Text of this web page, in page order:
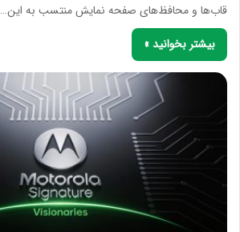
قاب‌ها و محافظ‌های صفحه نمایش منتسب به این…
بیشتر بخوانید »